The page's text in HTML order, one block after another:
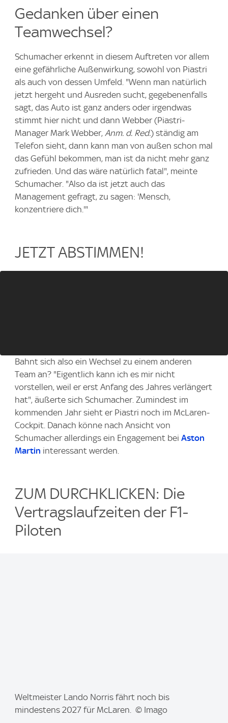
Gedanken über einen
Teamwechsel?
Schumacher erkennt in diesem Auftreten vor allem
eine gefährliche Außenwirkung, sowohl von Piastri
als auch von dessen Umfeld. "Wenn man natürlich
jetzt hergeht und Ausreden sucht, gegebenenfalls
sagt, das Auto ist ganz anders oder irgendwas
stimmt hier nicht und dann Webber (Piastri-
Manager Mark Webber, Anm. d. Red.) ständig am
Telefon sieht, dann kann man von außen schon mal
das Gefühl bekommen, man ist da nicht mehr ganz
zufrieden. Und das wäre natürlich fatal", meinte
Schumacher. "Also da ist jetzt auch das
Management gefragt, zu sagen: 'Mensch,
konzentriere dich.'"
JETZT ABSTIMMEN!
Bahnt sich also ein Wechsel zu einem anderen
Team an? "Eigentlich kann ich es mir nicht
vorstellen, weil er erst Anfang des Jahres verlängert
hat", äußerte sich Schumacher. Zumindest im
kommenden Jahr sieht er Piastri noch im McLaren-
Cockpit. Danach könne nach Ansicht von
Schumacher allerdings ein Engagement bei Aston
Martin interessant werden.
ZUM DURCHKLICKEN: Die
Vertragslaufzeiten der F1-
Piloten
m
Weltmeister Lando Norris fährt noch bis
mindestens 2027 für McLaren. © Imago